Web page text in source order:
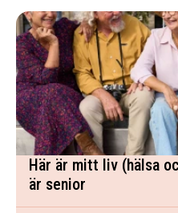
Här är mitt liv (hälsa
är senior